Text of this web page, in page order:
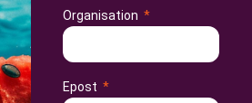
Organisation
Epost